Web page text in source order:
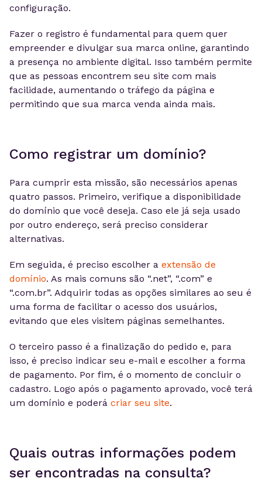
configuração.
Fazer o registro é fundamental para quem quer
empreender e divulgar sua marca online, garantindo
a presença no ambiente digital. Isso também permite
que as pessoas encontrem seu site com mais
facilidade, aumentando o tráfego da página e
permitindo que sua marca venda ainda mais.
Como registrar um domínio?
Para cumprir esta missão, são necessários apenas
quatro passos. Primeiro, verifique a disponibilidade
do domínio que você deseja. Caso ele já seja usado
por outro endereço, será preciso considerar
alternativas.
Em seguida, é preciso escolher a extensão de
domínio. As mais comuns são “.net”, “.com” e
“.com.br”. Adquirir todas as opções similares ao seu é
uma forma de facilitar o acesso dos usuários,
evitando que eles visitem páginas semelhantes.
O terceiro passo é a finalização do pedido e, para
isso, é preciso indicar seu e-mail e escolher a forma
de pagamento. Por fim, é o momento de concluir o
cadastro. Logo após o pagamento aprovado, você terá
um domínio e poderá criar seu site.
Quais outras informações podem
ser encontradas na consulta?